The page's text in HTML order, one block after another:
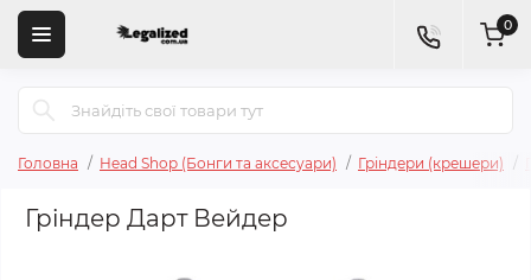
0
Головна Head Shop (Бонги та аксесуари) Гріндери (крешери)
Гріндер Дарт Вейдер